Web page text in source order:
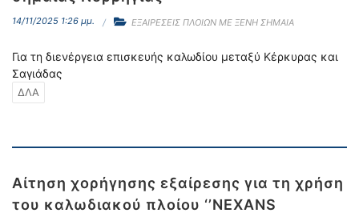
14/11/2025 1:26 μμ. ΕΞΑΙΡΕΣΕΙΣ ΠΛΟΙΩΝ ΜΕ ΞΕΝΗ ΣΗΜΑΙΑ
Για τη διενέργεια επισκευής καλωδίου μεταξύ Κέρκυρας και
Σαγιάδας
ΔΛΑ
Αίτηση χορήγησης εξαίρεσης για τη χρήση
του καλωδιακού πλοίου ‘’NEXANS